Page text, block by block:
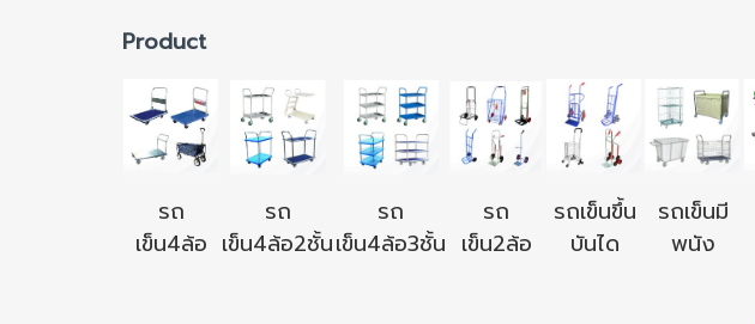
Product
รถ
เข็น4ล้อ
รถ
เข็น4ล้อ2ชั้น
รถ
เข็น4ล้อ3ชั้น
รถ
เข็น2ล้อ
รถเข็นขึ้น
บันได
รถเข็นมี
พนัง